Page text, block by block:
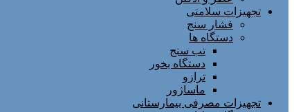
تجهیزات سلامتی
فشار سنج
دستگاه ها
تب سنج
دستگاه بخور
ترازو
ماساژور
تجهیزات مصرفی بیمارستانی